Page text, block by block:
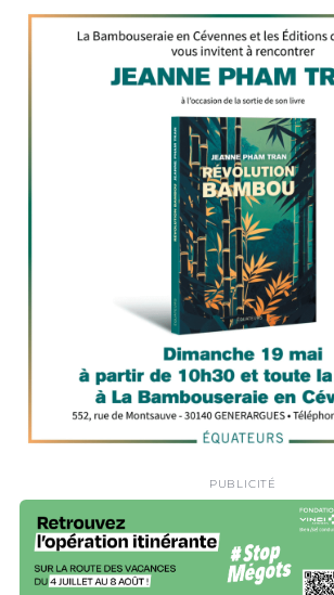
PUBLICITÉ